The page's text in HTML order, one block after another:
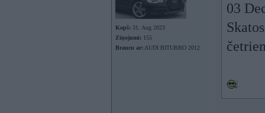
Kopš: 31. Aug 2023
Ziņojumi: 155
Braucu ar: AUDI BITURBO 2012
03